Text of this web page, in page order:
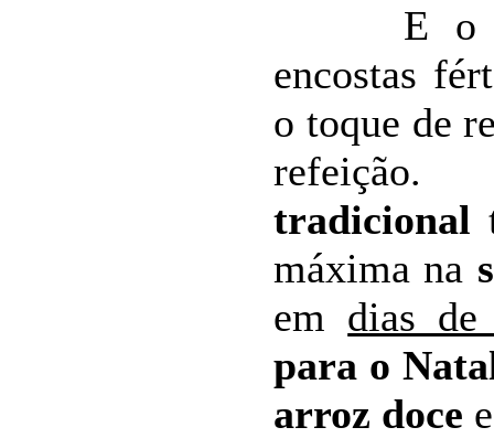
E o
encostas
o toque de
tradicional
máxima na
em dias de
para o
arroz doce